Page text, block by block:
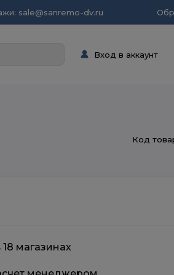
sale@sanremo-dv.ru
Вход в аккаунт
Код
магазинах